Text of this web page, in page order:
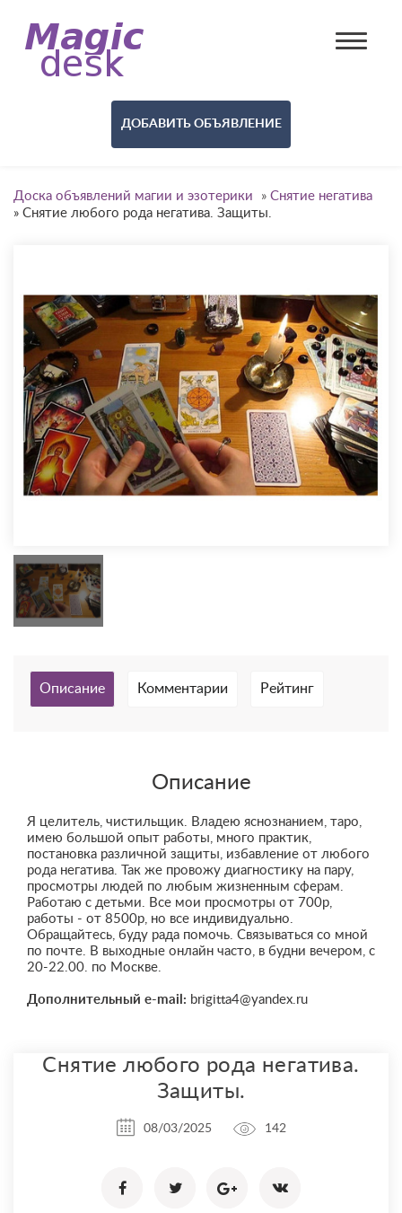
ДОБАВИТЬ ОБЪЯВЛЕНИЕ
Доска объявлений магии и эзотерики » Снятие негатива
» Снятие любого рода негатива. Защиты.
Описание Комментарии Рейтинг
Описание
Я целитель, чистильщик. Владею яснознанием, таро,
имею большой опыт работы, много практик,
постановка различной защиты, избавление от любого
рода негатива. Так же провожу диагностику на пару,
просмотры людей по любым жизненным сферам.
Работаю с детьми. Все мои просмотры от 700р,
работы - от 8500р, но все индивидуально.
Обращайтесь, буду рада помочь. Связываться со мной
по почте. В выходные онлайн часто, в будни вечером, с
20-22.00. по Москве.
Дополнительный e-mail: brigitta4@yandex.ru
Снятие любого рода негатива.
Защиты.
08/03/2025 142